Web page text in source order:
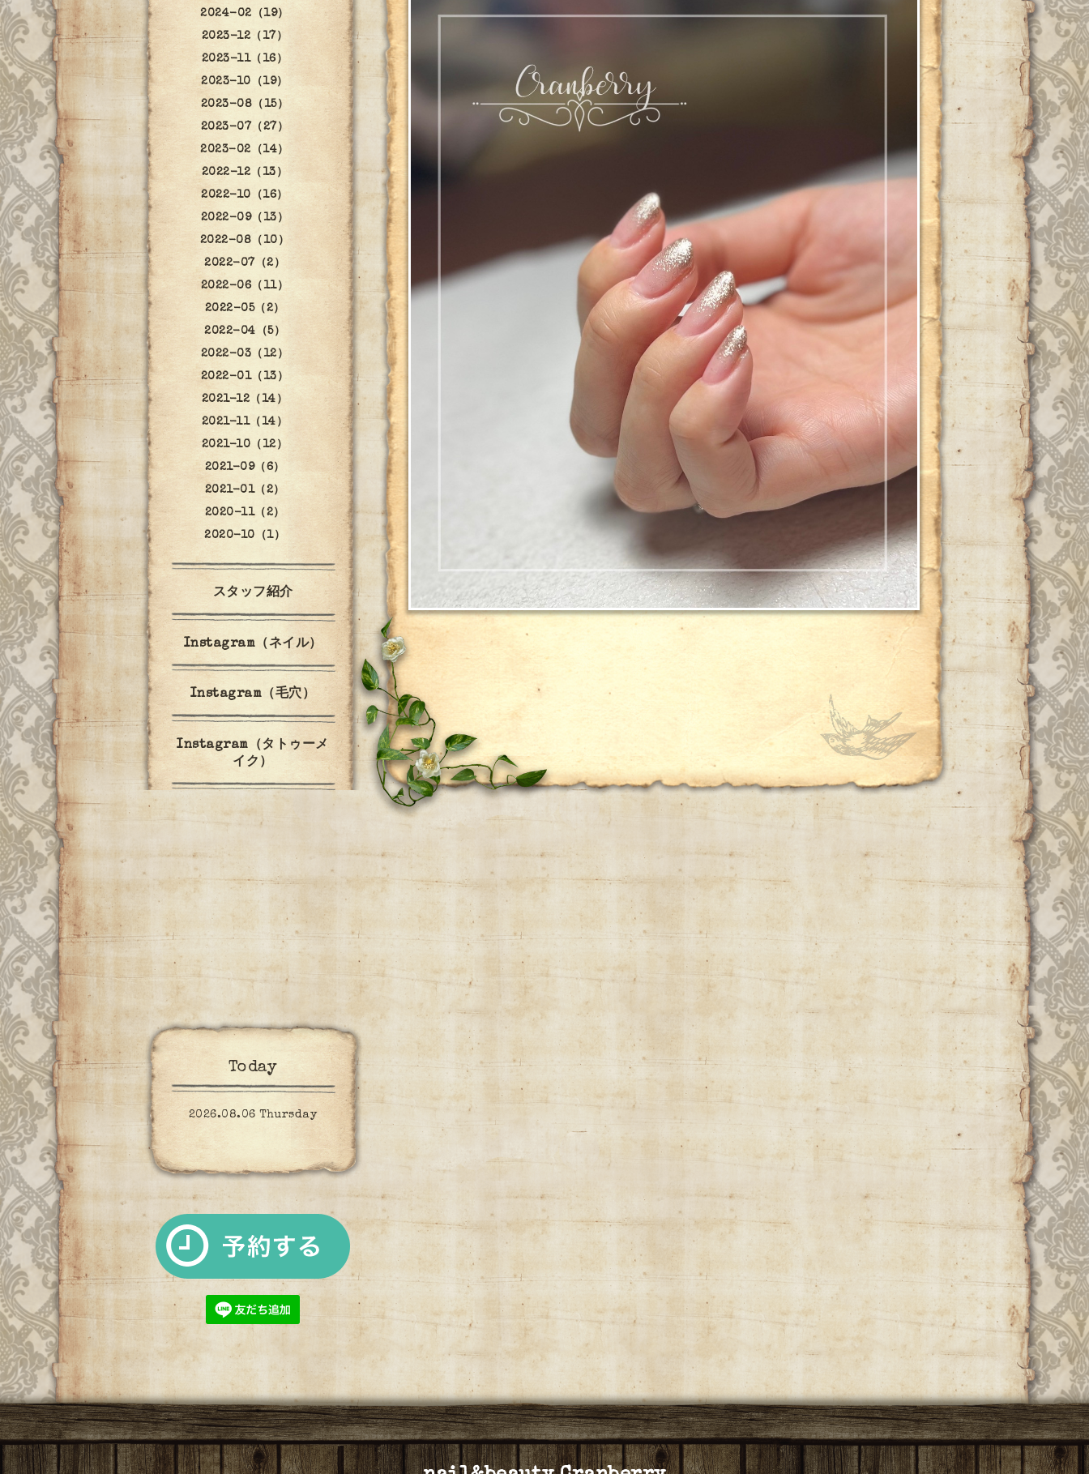
2024-02（19）
2023-12（17）
2023-11（16）
2023-10（19）
2023-08（15）
2023-07（27）
2023-02（14）
2022-12（13）
2022-10（16）
2022-09（13）
2022-08（10）
2022-07（2）
2022-06（11）
2022-05（2）
2022-04（5）
2022-03（12）
2022-01（13）
2021-12（14）
2021-11（14）
2021-10（12）
2021-09（6）
2021-01（2）
2020-11（2）
2020-10（1）
スタッフ紹介
Instagram（ネイル）
Instagram（毛穴）
Instagram（タトゥーメ
イク）
Today
2026.08.06 Thursday